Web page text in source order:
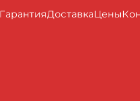
ГарантияДоставкаЦены